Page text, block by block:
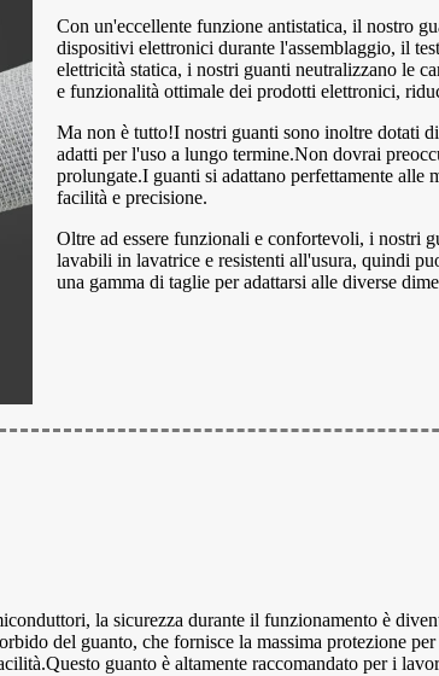
Con un'eccellente funzione antistatica, il nostro
dispositivi elettronici durante l'assemblaggio, il
elettricità statica, i nostri guanti neutralizzano le
e funzionalità ottimale dei prodotti elettronici,
Ma non è tutto!I nostri guanti sono inoltre dotati
adatti per l'uso a lungo termine.Non dovrai
prolungate.I guanti si adattano perfettamente
facilità e precisione.
Oltre ad essere funzionali e confortevoli, i nostri
lavabili in lavatrice e resistenti all'usura, quindi
una gamma di taglie per adattarsi alle diverse
la sicurezza durante il funzionamento è
del guanto, che fornisce la massima protezione
guanto è altamente raccomandato per i